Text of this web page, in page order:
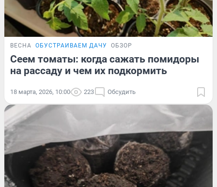
ВЕСНА ОБУСТРАИВАЕМ ДАЧУ ОБЗОР
Сеем томаты: когда сажать помидоры
на рассаду и чем их подкормить
18 марта, 2026, 10:00 223 Обсудить